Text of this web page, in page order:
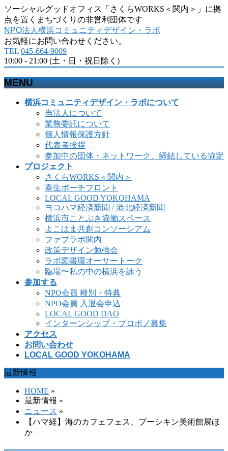
ソーシャルグッドオフィス「さくらWORKS＜関内＞」に拠
点を置くまちづくりの非営利団体です
NPO法人横浜コミュニティデザイン・ラボ
お気軽にお問い合わせください。
TEL 045-664-9009
10:00 - 21:00 (土・日・祝日除く)
MENU
横浜コミュニティデザイン・ラボについて
当法人について
業務委託について
個人情報保護方針
代表者挨拶
参加中の団体・ネットワーク、締結している協定
プロジェクト
さくらWORKS＜関内＞
泰生ポーチフロント
LOCAL GOOD YOKOHAMA
ヨコハマ経済新聞 / 港北経済新聞
横浜市ことぶき協働スペース
よこはま共創コンソーシアム
ファブラボ関内
政策デザイン勉強会
ラボ図書環オーサートーク
臨場〜私の中の横浜を詠う
参加する
NPO会員 種別・特典
NPO会員 入退会申込
LOCAL GOOD DAO
インターンシップ・プロボノ募集
アクセス
お問い合わせ
LOCAL GOOD YOKOHAMA
最新情報
HOME »
最新情報 »
ニュース »
【ハマ経】海のカフェフェス、プーシキン美術館展ほ
か